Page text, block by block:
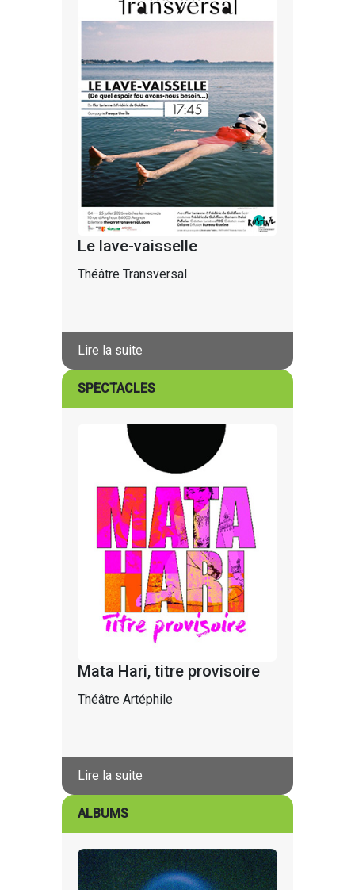
Le lave-vaisselle
Théâtre Transversal
Lire la suite
SPECTACLES
Mata Hari, titre provisoire
Théâtre Artéphile
Lire la suite
ALBUMS